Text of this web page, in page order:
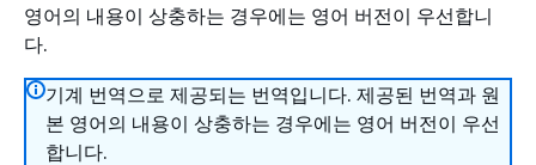
영어의 내용이 상충하는 경우에는 영어 버전이 우선합니
다.
기계 번역으로 제공되는 번역입니다. 제공된 번역과 원
본 영어의 내용이 상충하는 경우에는 영어 버전이 우선
합니다.